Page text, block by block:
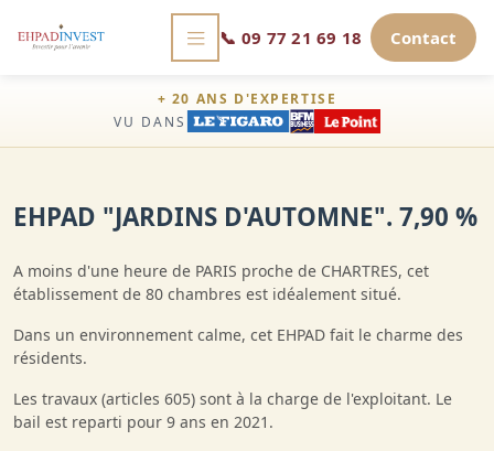
📞 09 77 21 69 18 Contact
+ 20 ANS D'EXPERTISE
VU DANS
EHPAD "JARDINS D'AUTOMNE". 7,90 %
A moins d'une heure de PARIS proche de CHARTRES, cet
établissement de 80 chambres est idéalement situé.
Dans un environnement calme, cet EHPAD fait le charme des
résidents.
Les travaux (articles 605) sont à la charge de l'exploitant. Le
bail est reparti pour 9 ans en 2021.